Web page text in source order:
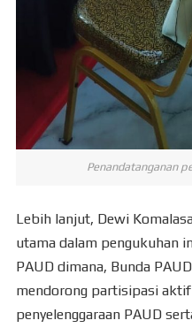
Penandatanganan
Lebih lanjut, Dewi
utama dalam pengukuhan
PAUD dimana, Bunda
mendorong partisipasi
penyelenggaraan PAUD